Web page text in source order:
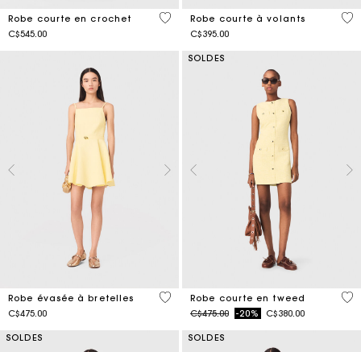
Robe courte en crochet
C$545.00
5 out of 5 Customer Rating
Robe courte à volants
C$395.00
5
Robe évasée à bretelles
C$475.00
5 out of 5 Customer Rating
SOLDES
Robe courte en tweed
Price reduced from
C$475.00to-20% C$380.00
4,7
SOLDES SOLDES